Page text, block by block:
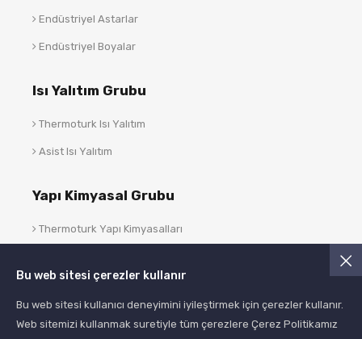
Endüstriyel Astarlar
Endüstriyel Boyalar
Isı Yalıtım Grubu
Thermoturk Isı Yalıtım
Asist Isı Yalıtım
Yapı Kimyasal Grubu
Thermoturk Yapı Kimyasalları
Blog
Bu web sitesi çerezler kullanır
Bu web sitesi kullanıcı deneyimini iyileştirmek için çerezler kullanır.
Web sitemizi kullanmak suretiyle tüm çerezlere Çerez Politikamız